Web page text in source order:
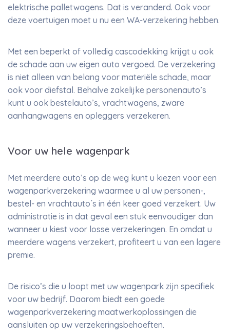
elektrische palletwagens. Dat is veranderd. Ook voor
deze voertuigen moet u nu een WA-verzekering hebben.
Met een beperkt of volledig cascodekking krijgt u ook
de schade aan uw eigen auto vergoed. De verzekering
is niet alleen van belang voor materiële schade, maar
ook voor diefstal. Behalve zakelijke personenauto’s
kunt u ook bestelauto’s, vrachtwagens, zware
aanhangwagens en opleggers verzekeren.
Voor uw hele wagenpark
Met meerdere auto’s op de weg kunt u kiezen voor een
wagenparkverzekering waarmee u al uw personen-,
bestel- en vrachtauto´s in één keer goed verzekert. Uw
administratie is in dat geval een stuk eenvoudiger dan
wanneer u kiest voor losse verzekeringen. En omdat u
meerdere wagens verzekert, profiteert u van een lagere
premie.
De risico’s die u loopt met uw wagenpark zijn specifiek
voor uw bedrijf. Daarom biedt een goede
wagenparkverzekering maatwerkoplossingen die
aansluiten op uw verzekeringsbehoeften.